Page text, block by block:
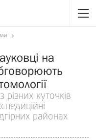
на
куточків
районах